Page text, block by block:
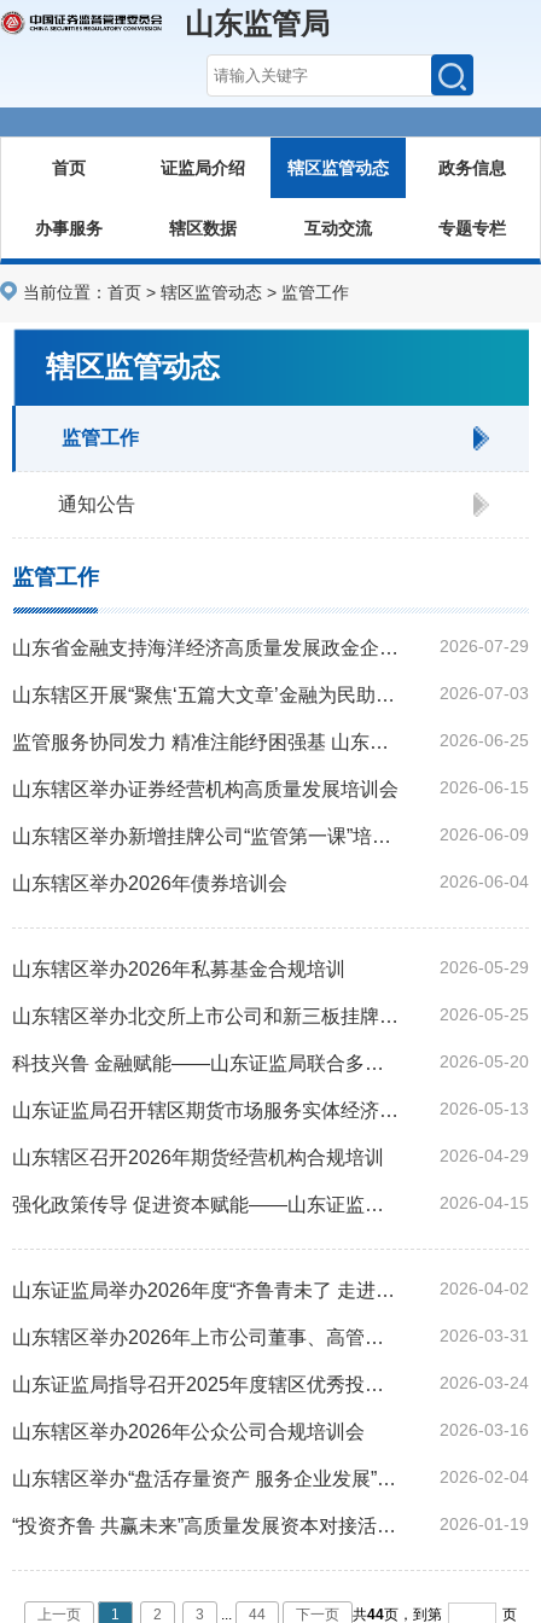
山东监管局
首页 证监局介绍 辖区监管动态 政务信息
办事服务 辖区数据 互动交流 专题专栏
当前位置： 首页 > 辖区监管动态 > 监管工作
辖区监管动态
监管工作
通知公告
监管工作
山东省金融支持海洋经济高质量发展政金企对接会议在威海举行 2026-07-29
山东辖区开展“聚焦‘五篇大文章’金融为民助强国”专项投教活动 2026-07-03
监管服务协同发力 精准注能纾困强基 山东证监局以常态化走访推动上市公司高质量发展 2026-06-25
山东辖区举办证券经营机构高质量发展培训会 2026-06-15
山东辖区举办新增挂牌公司“监管第一课”培训会 2026-06-09
山东辖区举办2026年债券培训会 2026-06-04
山东辖区举办2026年私募基金合规培训 2026-05-29
山东辖区举办北交所上市公司和新三板挂牌公司财务总监培训会 2026-05-25
科技兴鲁 金融赋能——山东证监局联合多部门举办科技创新债券政策宣讲活动 2026-05-20
山东证监局召开辖区期货市场服务实体经济座谈会 2026-05-13
山东辖区召开2026年期货经营机构合规培训 2026-04-29
强化政策传导 促进资本赋能——山东证监局组织编发《资本市场政策工具一本通》 2026-04-15
山东证监局举办2026年度“齐鲁青未了 走进北交所”专题培训活动 2026-04-02
山东辖区举办2026年上市公司董事、高管培训会 2026-03-31
山东证监局指导召开2025年度辖区优秀投教机构和人员表彰会 2026-03-24
山东辖区举办2026年公众公司合规培训会 2026-03-16
山东辖区举办“盘活存量资产 服务企业发展”培训会 2026-02-04
“投资齐鲁 共赢未来”高质量发展资本对接活动在济南举行 2026-01-19
上一页 1 2 3 ... 44 下一页 共44页， 到第 页